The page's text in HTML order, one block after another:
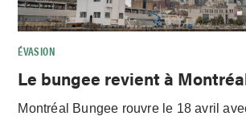
ÉVASION
Le bungee revient à
Montréal Bungee rouvre le 18 avril